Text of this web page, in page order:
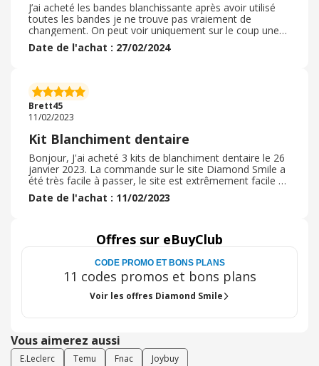
J’ai acheté les bandes blanchissante après avoir utilisé
toutes les bandes je ne trouve pas vraiement de
changement. On peut voir uniquement sur le coup une
l’impression que ça à s’est éclaircit mais le lendemain
c’est comme si je n’avais rien fait. C’est dommage. J’ai
pratique. En ce qui concerne de son efficacité il donne
sur le coup l’impression d’avoir des dents plus saines
plus propres.
Date de l'achat : 27/02/2024
Brett45
11/02/2023
Kit Blanchiment dentaire
Bonjour, J'ai acheté 3 kits de blanchiment dentaire le 26
janvier 2023. La commande sur le site Diamond Smile a
été très facile à passer, le site est extrêmement facile à
visiter. je n'ai pas eu recours à un code promotionnel. il
était proposé 3 kits de blanchiment dentaire. Le délai de
emballés dans une boite cartonnée et glissés dans une
grande pochette. Les produits sont super bien présentés
dans leurs boites. Je n'ai pas suffisamment de recul pour
évaluer le résultat attendu. Je n'ai pas eu recours à un
retour de commande.
Date de l'achat : 11/02/2023
Offres sur eBuyClub
CODE PROMO ET BONS PLANS
11 codes promos et bons plans
Voir les offres Diamond Smile
Vous aimerez aussi
E.Leclerc Temu Fnac Joybuy